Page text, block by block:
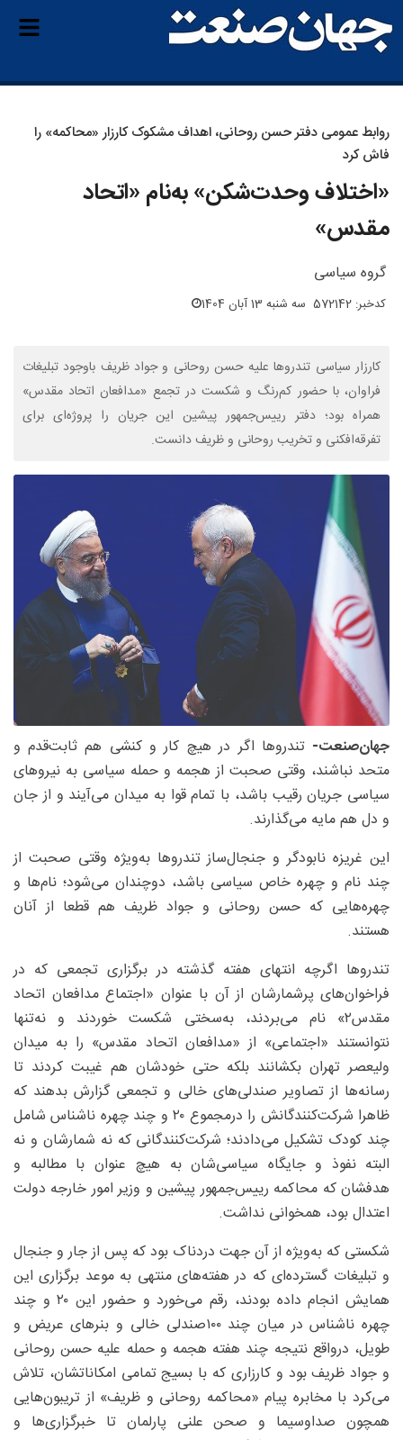
روابط عمومی دفتر حسن روحانی، اهداف مشکوک کارزار «محاکمه» را
فاش کرد
«اختلاف وحدت‌شکن» به‌نام «اتحاد
مقدس»
گروه سیاسی
کدخبر: 572142 سه شنبه 13 آبان 1404
کارزار سیاسی تندروها علیه حسن روحانی و جواد ظریف باوجود تبلیغات
فراوان، با حضور کم‌رنگ و شکست در تجمع «مدافعان اتحاد مقدس»
همراه بود؛ دفتر رییس‌جمهور پیشین این جریان را پروژه‌ای برای
تفرقه‌افکنی و تخریب روحانی و ظریف دانست.​
جهان‌صنعت- تندروها اگر در هیچ کار و کنشی هم ثابت‌قدم و
متحد نباشند، وقتی صحبت از هجمه و حمله سیاسی به نیروهای
سیاسی جریان رقیب باشد، با تمام قوا به میدان می‌آیند و از جان
و دل هم مایه می‌گذارند.
این غریزه نابودگر و جنجال‌ساز تندروها به‌ویژه وقتی صحبت از
چند نام و چهره خاص سیاسی باشد، دوچندان می‌شود؛ نام‌ها و
چهره‌هایی که حسن روحانی و جواد ظریف هم قطعا از آنان
هستند.
تندروها اگرچه انتهای هفته گذشته در برگزاری تجمعی که در
فراخوان‌های پرشمارشان از آن با عنوان «اجتماع مدافعان اتحاد
مقدس۲» نام می‌بردند، به‌سختی شکست خوردند و نه‌تنها
نتوانستند «اجتماعی» از «مدافعان اتحاد مقدس» را به میدان
ولیعصر تهران بکشانند بلکه حتی خودشان هم غیبت کردند تا
رسانه‌ها از تصاویر صندلی‌های خالی و تجمعی گزارش بدهند که
ظاهرا شرکت‌کنندگانش را درمجموع ۲۰ و چند چهره ناشناس شامل
چند کودک تشکیل می‌دادند؛ شرکت‌کنندگانی که نه شمارشان و نه
البته نفوذ و جایگاه سیاسی‌شان به هیچ عنوان با مطالبه و
هدفشان که محاکمه رییس‌جمهور پیشین و وزیر امور خارجه دولت
اعتدال بود، همخوانی نداشت.
شکستی که به‌ویژه از آن جهت دردناک بود که پس از جار و جنجال
و تبلیغات گسترده‌ای که در هفته‌های منتهی به موعد برگزاری این
همایش انجام داده بودند، رقم می‌خورد و حضور این ۲۰ و چند
چهره ناشناس در میان چند ۱۰۰صندلی خالی و بنرهای عریض و
طویل، درواقع نتیجه چند هفته هجمه و حمله علیه حسن روحانی
و جواد ظریف بود و کارزاری که با بسیج تمامی امکاناتشان، تلاش
می‌کرد با مخابره پیام «محاکمه روحانی و ظریف» از تریبون‌هایی
همچون صداوسیما و صحن علنی پارلمان تا خبرگزاری‌ها و